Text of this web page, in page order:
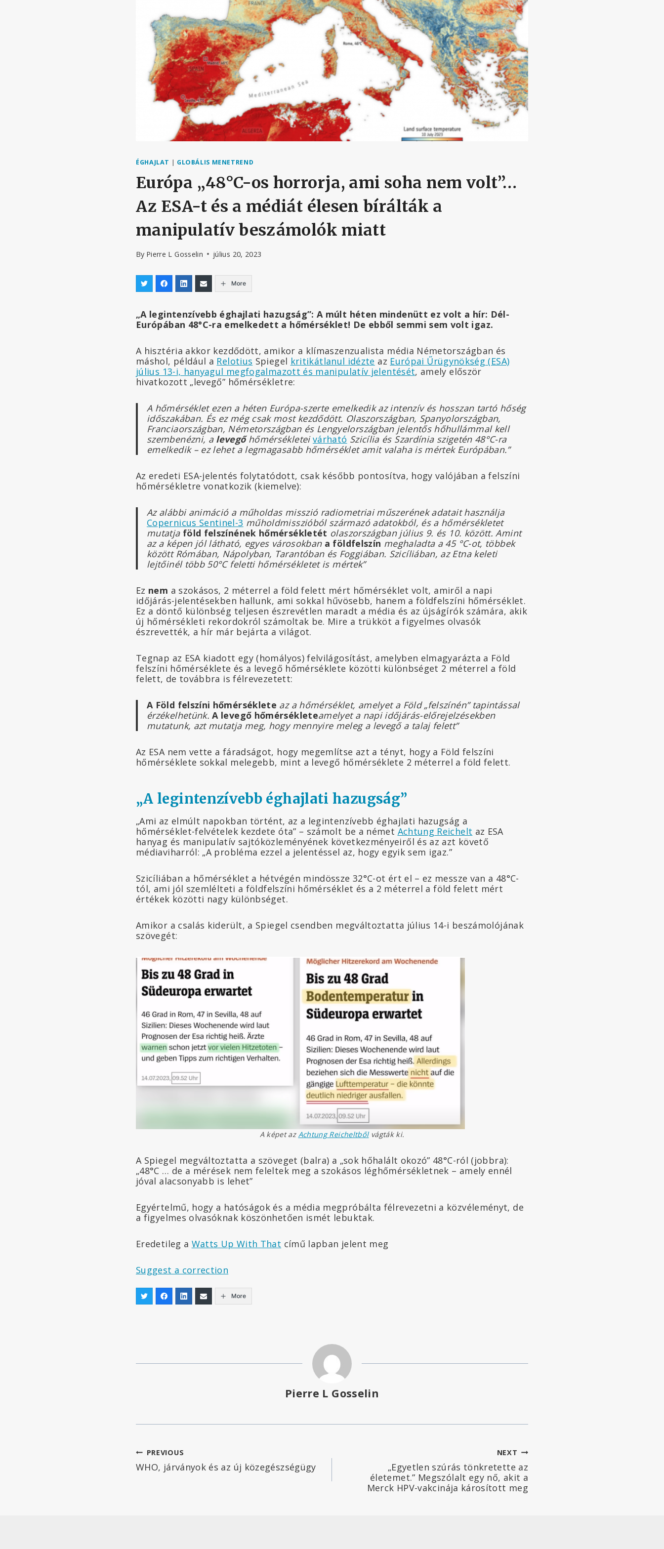
ÉGHAJLAT | GLOBÁLIS MENETREND
Európa „48°C-os horrorja, ami soha nem volt”…
Az ESA-t és a médiát élesen bírálták a
manipulatív beszámolók miatt
By Pierre L Gosselin július 20, 2023
More
„A legintenzívebb éghajlati hazugság”: A múlt héten mindenütt ez volt a hír: Dél-
Európában 48°C-ra emelkedett a hőmérséklet! De ebből semmi sem volt igaz.
A hisztéria akkor kezdődött, amikor a klímaszenzualista média Németországban és
máshol, például a Relotius Spiegel kritikátlanul idézte az Európai Űrügynökség (ESA)
július 13-i, hanyagul megfogalmazott és manipulatív jelentését, amely először
hivatkozott „levegő” hőmérsékletre:
A hőmérséklet ezen a héten Európa-szerte emelkedik az intenzív és hosszan tartó hőség
időszakában. És ez még csak most kezdődött. Olaszországban, Spanyolországban,
Franciaországban, Németországban és Lengyelországban jelentős hőhullámmal kell
szembenézni, a levegőhőmérsékleteivárható Szicília és Szardínia szigetén 48°C-ra
emelkedik – ez lehet a legmagasabb hőmérsékletamit valaha is mértek Európában.”
Az eredeti ESA-jelentés folytatódott, csak később pontosítva, hogy valójában a felszíni
hőmérsékletre vonatkozik (kiemelve):
Az alábbi animáció a műholdas misszióradiometriai műszerének adatait használja
Copernicus Sentinel-3 műholdmisszióból származó adatokból, és a hőmérsékletet
mutatja föld felszínének hőmérsékletét olaszországban július 9. és 10. között. Amint
az a képen jól látható, egyes városokban a földfelszín meghaladta a 45 °C-ot, többek
között Rómában, Nápolyban, Tarantóban és Foggiában. Szicíliában, az Etna keleti
lejtőinél több 50°C feletti hőmérsékletet is mértek”
Ez nem a szokásos, 2 méterrel a föld felett mért hőmérséklet volt, amiről a napi
időjárás-jelentésekben hallunk, ami sokkal hűvösebb, hanem a földfelszíni hőmérséklet.
Ez a döntő különbség teljesen észrevétlen maradt a média és az újságírók számára, akik
új hőmérsékleti rekordokról számoltak be. Mire a trükköt a figyelmes olvasók
észrevették, a hír már bejárta a világot.
Tegnap az ESA kiadott egy (homályos) felvilágosítást, amelyben elmagyarázta a Föld
felszíni hőmérséklete és a levegő hőmérséklete közötti különbséget 2 méterrel a föld
felett, de továbbra is félrevezetett:
A Föld felszíni hőmérséklete az a hőmérséklet, amelyet a Föld „felszínén” tapintással
érzékelhetünk.A levegő hőmérsékleteamelyet a napi időjárás-előrejelzésekben
mutatunk, azt mutatja meg, hogy mennyire meleg a levegő a talaj felett”
Az ESA nem vette a fáradságot, hogy megemlítse azt a tényt, hogy a Föld felszíni
hőmérséklete sokkal melegebb, mint a levegő hőmérséklete 2 méterrel a föld felett.
„A legintenzívebb éghajlati hazugság”
„Ami az elmúlt napokban történt, az a legintenzívebb éghajlati hazugság a
hőmérséklet-felvételek kezdete óta” – számolt be a német Achtung Reichelt az ESA
hanyag és manipulatív sajtóközleményének következményeiről és az azt követő
médiaviharról: „A probléma ezzel a jelentéssel az, hogy egyik sem igaz.”
Szicíliában a hőmérséklet a hétvégén mindössze 32°C-ot ért el – ez messze van a 48°C-
tól, ami jól szemlélteti a földfelszíni hőmérséklet és a 2 méterrel a föld felett mért
értékek közötti nagy különbséget.
Amikor a csalás kiderült, a Spiegel csendben megváltoztatta július 14-i beszámolójának
szövegét:
A képet az Achtung Reicheltbőlvágták ki.
A Spiegel megváltoztatta a szöveget (balra) a „sok hőhalált okozó” 48°C-ról (jobbra):
„48°C … de a mérések nem feleltek meg a szokásos léghőmérsékletnek – amely ennél
jóval alacsonyabb is lehet”
Egyértelmű, hogy a hatóságok és a média megpróbálta félrevezetni a közvéleményt, de
a figyelmes olvasóknak köszönhetően ismét lebuktak.
Eredetileg a Watts Up With That című lapban jelent meg
Suggest a correction
More
Pierre L Gosselin
Bejegyzés
navigáció
PREVIOUS
WHO, járványok és az új közegészségügy
NEXT
„Egyetlen szúrás tönkretette az
életemet.” Megszólalt egy nő, akit a
Merck HPV-vakcinája károsított meg